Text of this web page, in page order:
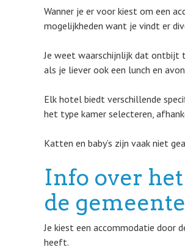
Wanner je er voor kiest om een
mogelijkheden want je vindt er
Je weet waarschijnlijk dat ontbijt
als je liever ook een lunch en
Elk hotel biedt verschillende
het type kamer selecteren,
Katten en baby’s zijn vaak niet
Info over
de
Je kiest een accommodatie door
heeft.